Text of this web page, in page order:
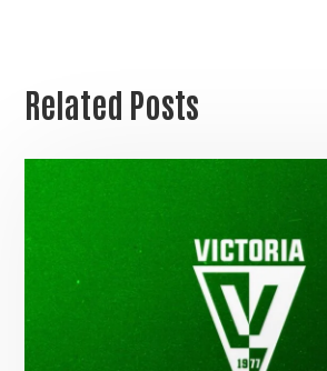
Related Posts